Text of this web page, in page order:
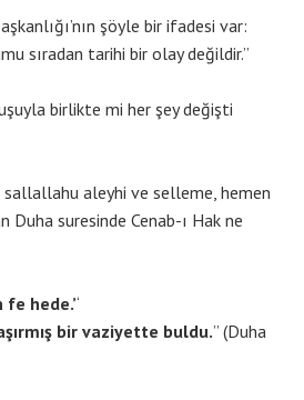
şöyle bir ifadesi var:
sıradan tarihi bir olay değildir.”
birlikte mi her şey değişti
sallallahu aleyhi ve selleme, hemen
Duha suresinde Cenab-ı Hak ne
hede.’‘
bir vaziyette buldu.” (Duha